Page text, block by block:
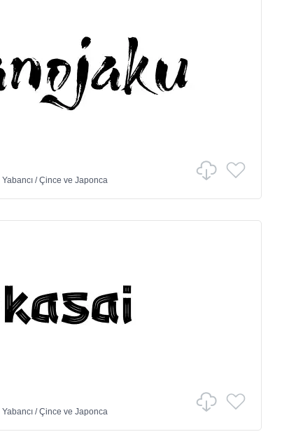
Yabancı /Çince ve Japonca
Yabancı /Çince ve Japonca